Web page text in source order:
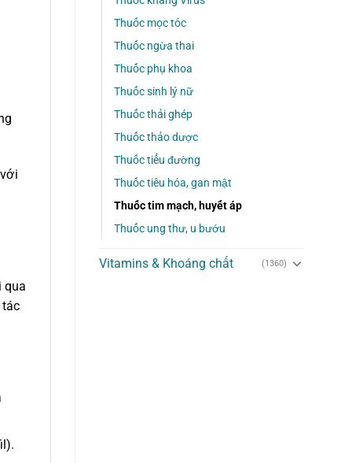
Thuốc mọc tóc
Thuốc ngừa thai
Thuốc phụ khoa
Thuốc sinh lý nữ
Thuốc thải ghép
Thuốc thảo dược
Thuốc tiểu đường
Thuốc tiêu hóa, gan mật
Thuốc tim mạch, huyết áp
Thuốc ung thư, u bướu
Vitamins & Khoáng chất (1360)
qua
tác